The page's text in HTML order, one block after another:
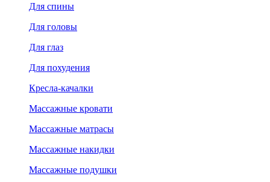
Для спины
Для головы
Для глаз
Для похудения
Кресла-качалки
Массажные кровати
Массажные матрасы
Массажные накидки
Массажные подушки